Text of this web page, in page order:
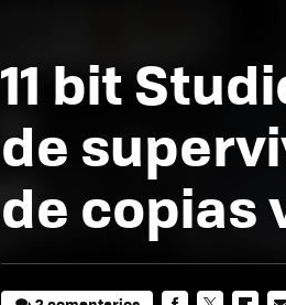
11 bit
de
de copias